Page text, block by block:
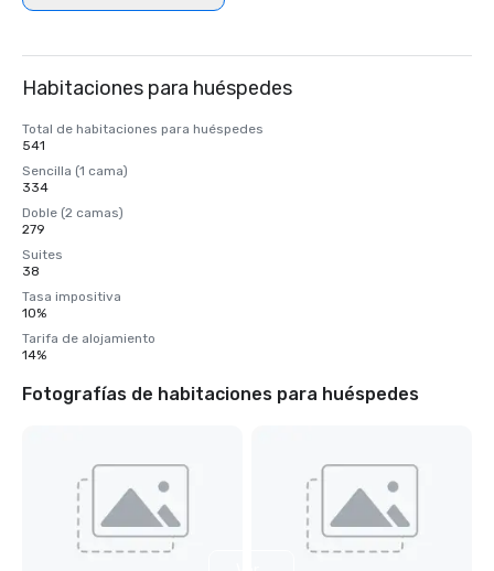
Habitaciones para huéspedes
Total de habitaciones para huéspedes
541
Sencilla (1 cama)
334
Doble (2 camas)
279
Suites
38
Tasa impositiva
10%
Tarifa de alojamiento
14%
Fotografías de habitaciones para huéspedes